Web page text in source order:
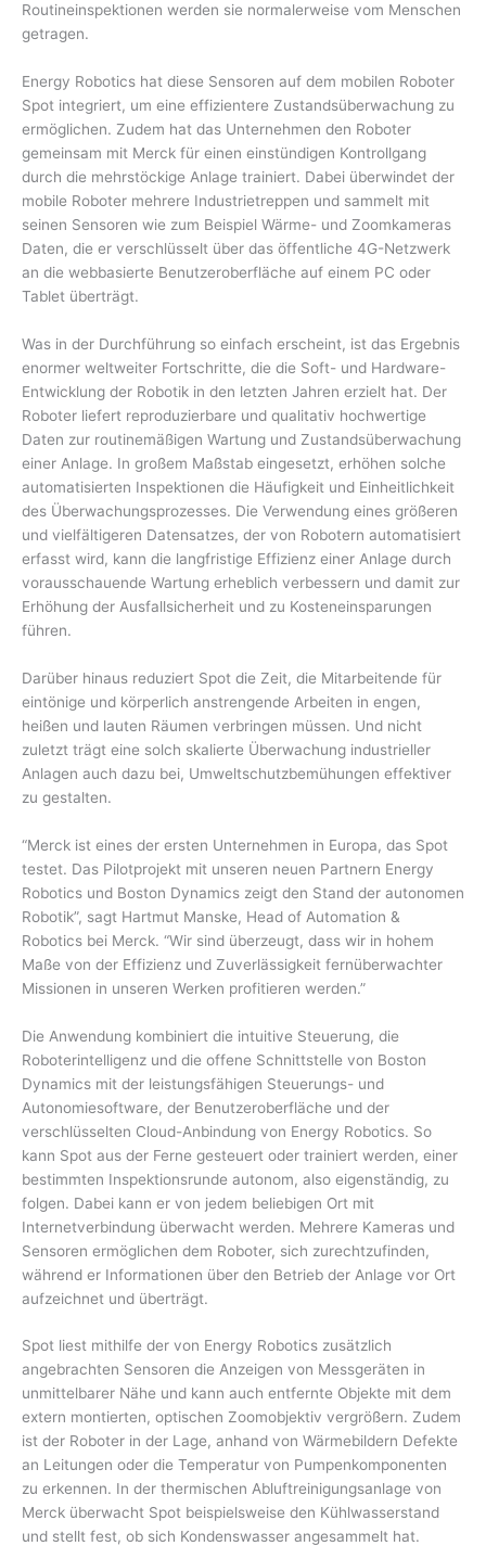
Routineinspektionen werden sie normalerweise vom Menschen
getragen.
Energy Robotics hat diese Sensoren auf dem mobilen Roboter
Spot integriert, um eine effizientere Zustandsüberwachung zu
ermöglichen. Zudem hat das Unternehmen den Roboter
gemeinsam mit Merck für einen einstündigen Kontrollgang
durch die mehrstöckige Anlage trainiert. Dabei überwindet der
mobile Roboter mehrere Industrietreppen und sammelt mit
seinen Sensoren wie zum Beispiel Wärme- und Zoomkameras
Daten, die er verschlüsselt über das öffentliche 4G-Netzwerk
an die webbasierte Benutzeroberfläche auf einem PC oder
Tablet überträgt.
Was in der Durchführung so einfach erscheint, ist das Ergebnis
enormer weltweiter Fortschritte, die die Soft- und Hardware-
Entwicklung der Robotik in den letzten Jahren erzielt hat. Der
Roboter liefert reproduzierbare und qualitativ hochwertige
Daten zur routinemäßigen Wartung und Zustandsüberwachung
einer Anlage. In großem Maßstab eingesetzt, erhöhen solche
automatisierten Inspektionen die Häufigkeit und Einheitlichkeit
des Überwachungsprozesses. Die Verwendung eines größeren
und vielfältigeren Datensatzes, der von Robotern automatisiert
erfasst wird, kann die langfristige Effizienz einer Anlage durch
vorausschauende Wartung erheblich verbessern und damit zur
Erhöhung der Ausfallsicherheit und zu Kosteneinsparungen
führen.
Darüber hinaus reduziert Spot die Zeit, die Mitarbeitende für
eintönige und körperlich anstrengende Arbeiten in engen,
heißen und lauten Räumen verbringen müssen. Und nicht
zuletzt trägt eine solch skalierte Überwachung industrieller
Anlagen auch dazu bei, Umweltschutzbemühungen effektiver
zu gestalten.
“Merck ist eines der ersten Unternehmen in Europa, das Spot
testet. Das Pilotprojekt mit unseren neuen Partnern Energy
Robotics und Boston Dynamics zeigt den Stand der autonomen
Robotik”, sagt Hartmut Manske, Head of Automation &
Robotics bei Merck. “Wir sind überzeugt, dass wir in hohem
Maße von der Effizienz und Zuverlässigkeit fernüberwachter
Missionen in unseren Werken profitieren werden.”
Die Anwendung kombiniert die intuitive Steuerung, die
Roboterintelligenz und die offene Schnittstelle von Boston
Dynamics mit der leistungsfähigen Steuerungs- und
Autonomiesoftware, der Benutzeroberfläche und der
verschlüsselten Cloud-Anbindung von Energy Robotics. So
kann Spot aus der Ferne gesteuert oder trainiert werden, einer
bestimmten Inspektionsrunde autonom, also eigenständig, zu
folgen. Dabei kann er von jedem beliebigen Ort mit
Internetverbindung überwacht werden. Mehrere Kameras und
Sensoren ermöglichen dem Roboter, sich zurechtzufinden,
während er Informationen über den Betrieb der Anlage vor Ort
aufzeichnet und überträgt.
Spot liest mithilfe der von Energy Robotics zusätzlich
angebrachten Sensoren die Anzeigen von Messgeräten in
unmittelbarer Nähe und kann auch entfernte Objekte mit dem
extern montierten, optischen Zoomobjektiv vergrößern. Zudem
ist der Roboter in der Lage, anhand von Wärmebildern Defekte
an Leitungen oder die Temperatur von Pumpenkomponenten
zu erkennen. In der thermischen Abluftreinigungsanlage von
Merck überwacht Spot beispielsweise den Kühlwasserstand
und stellt fest, ob sich Kondenswasser angesammelt hat.